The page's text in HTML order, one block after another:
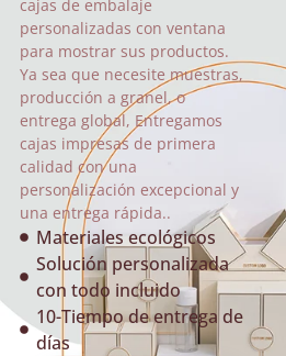
cajas de embalaje
personalizadas con ventana
para mostrar sus productos.
Ya sea que necesite muestras,
producción a granel, o
entrega global, Entregamos
cajas impresas de primera
calidad con una
personalización excepcional y
una entrega rápida..
Materiales ecológicos
Solución personalizada
con todo incluido
10-Tiempo de entrega de
días